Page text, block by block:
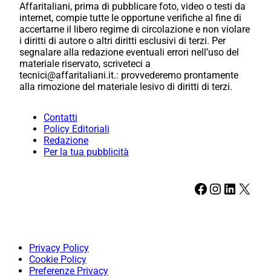
Affaritaliani, prima di pubblicare foto, video o testi da
internet, compie tutte le opportune verifiche al fine di
accertarne il libero regime di circolazione e non violare
i diritti di autore o altri diritti esclusivi di terzi. Per
segnalare alla redazione eventuali errori nell’uso del
materiale riservato, scriveteci a
tecnici@affaritaliani.it.: provvederemo prontamente
alla rimozione del materiale lesivo di diritti di terzi.
Contatti
Policy Editoriali
Redazione
Per la tua pubblicità
Facebook Instagram LinkedIn X
Privacy Policy
Cookie Policy
Preferenze Privacy